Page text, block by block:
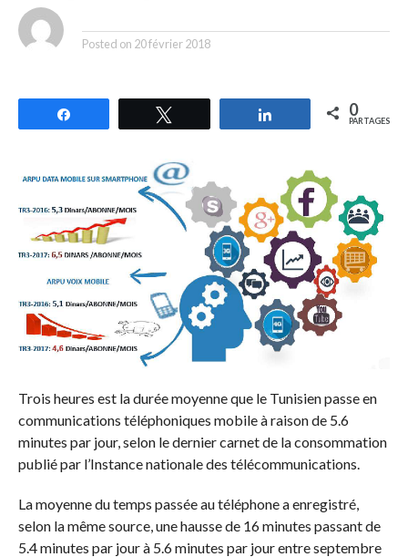
Posted on 20 février 2018
Partagez 0
PARTAGES
Trois heures est la durée moyenne que le Tunisien passe en
communications téléphoniques mobile à raison de 5.6
minutes par jour, selon le dernier carnet de la consommation
publié par l’Instance nationale des télécommunications.
La moyenne du temps passée au téléphone a enregistré,
selon la même source, une hausse de 16 minutes passant de
5.4 minutes par jour à 5.6 minutes par jour entre septembre